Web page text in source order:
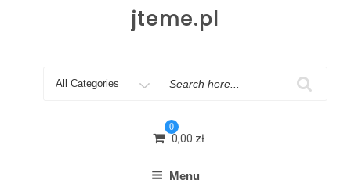
jteme.pl
Search
0
0,00 zł
Menu